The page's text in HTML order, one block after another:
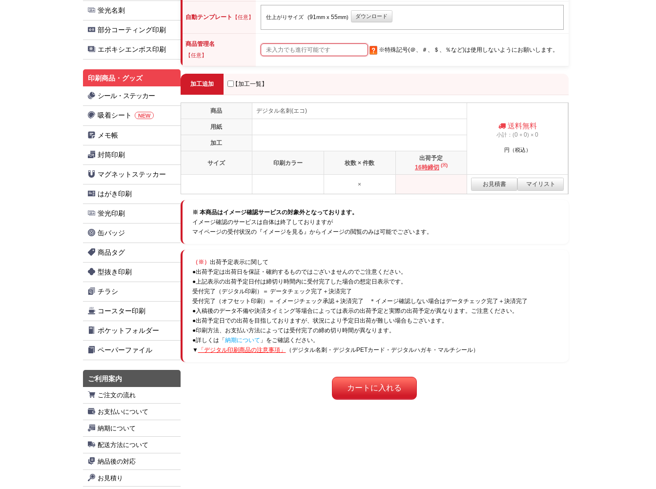
蛍光名刺
部分コーティング印刷
エポキシエンボス印刷
印刷商品・グッズ
シール・ステッカー
吸着シート NEW
メモ帳
封筒印刷
マグネットステッカー
はがき印刷
蛍光印刷
缶バッジ
商品タグ
型抜き印刷
チラシ
コースター印刷
ポケットフォルダー
ペーパーファイル
ご利用案内
ご注文の流れ
お支払いについて
納期について
配送方法について
納品後の対応
お見積り
自動テンプレート 【任意】 仕上がりサイズ (91mm x 55mm) ダウンロード
商品管理名
【任意】
※特殊記号(＠、＃、＄、％など)は使用しないようにお願いします。
加工追加 【加工一覧】
商品 デジタル名刺(エコ)
用紙
加工
サイズ 印刷カラー 枚数 × 件数
出荷予定
16時締切 (※)
×
送料無料
小計：(0 +0) ×0
円（税込）
※ 本商品はイメージ確認サービスの対象外となっております。
イメージ確認のサービスは自体は終了しておりますが
マイページの受付状況の『イメージを見る』からイメージの閲覧のみは可能でございます。
（※） 出荷予定表示に関して
●出荷予定は出荷日を保証・確約するものではございませんのでご注意ください。
●上記表示の出荷予定日付は締切り時間内に受付完了した場合の想定日表示です。
受付完了（デジタル印刷）＝ データチェック完了＋決済完了
受付完了（オフセット印刷）＝ イメージチェック承認＋決済完了 ＊イメージ確認しない場合はデータチェック完了＋決済完了
●入稿後のデータ不備や決済タイミング等場合によっては表示の出荷予定と実際の出荷予定が異なります。ご注意ください。
●出荷予定日での出荷を目指しておりますが、状況により予定日出荷が難しい場合もございます。
●印刷方法、お支払い方法によっては受付完了の締め切り時間が異なります。
●詳しくは「 納期について 」をご確認ください。
▼
「デジタル印刷商品の注意事項」 （デジタル名刺・デジタルPETカード・デジタルハガキ・マルチシール）